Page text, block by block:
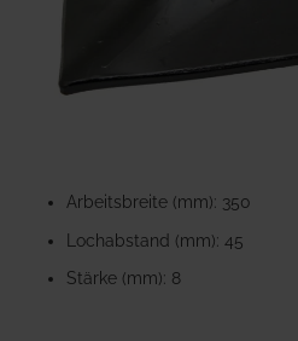
Anfang
Bildgalerie
springen
Arbeitsbreite (mm): 350
Lochabstand (mm): 45
Stärke (mm): 8